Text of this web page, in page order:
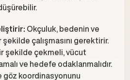
Okçuluk, bedenin ve
çalışmasını gerektirir.
şekilde çekmeli, vücut
ve hedefe odaklanmalıdır.
göz koordinasyonunu